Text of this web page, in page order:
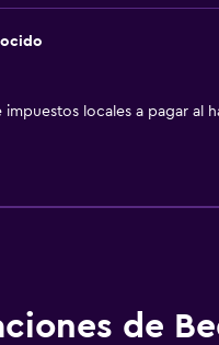
locales a pagar al
de